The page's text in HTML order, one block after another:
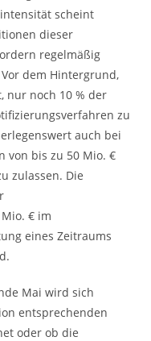
scheint
dieser
regelmäßig
dem Hintergrund,
nur noch 10 % der
zu
auch bei
von bis zu 50 Mio. €
zulassen. Die
€ im
eines Zeitraums
Mai wird sich
entsprechenden
oder ob die